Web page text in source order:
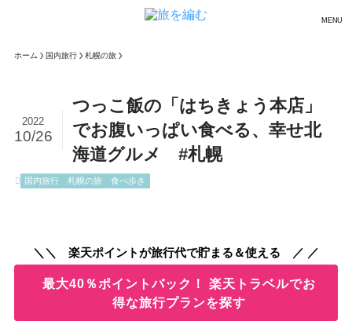
MENU
ホーム 国内旅行 札幌の旅
つっこ飯の「はちきょう本店」
でお腹いっぱい食べる、幸せ北
海道グルメ #札幌
2022
10/26
国内旅行 札幌の旅 食べ歩き
＼＼ 楽天ポイントが旅行代で貯まる＆使える ／ ／
最大40％ポイントバック！ 楽天トラベルでお
得な旅行プランを探す